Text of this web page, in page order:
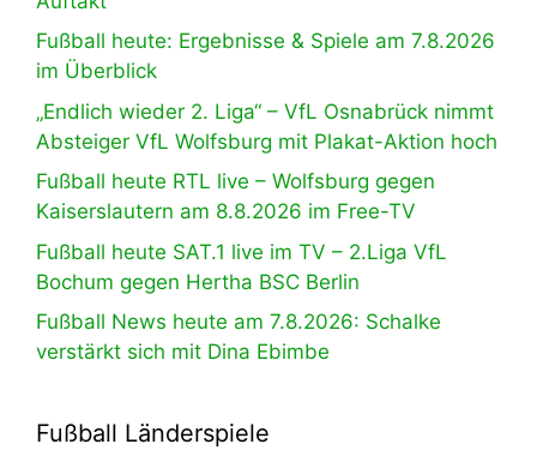
Fußball heute: Ergebnisse & Spiele am 7.8.2026
im Überblick
„Endlich wieder 2. Liga“ – VfL Osnabrück nimmt
Absteiger VfL Wolfsburg mit Plakat-Aktion hoch
Fußball heute RTL live – Wolfsburg gegen
Kaiserslautern am 8.8.2026 im Free-TV
Fußball heute SAT.1 live im TV – 2.Liga VfL
Bochum gegen Hertha BSC Berlin
Fußball News heute am 7.8.2026: Schalke
verstärkt sich mit Dina Ebimbe
Fußball Länderspiele